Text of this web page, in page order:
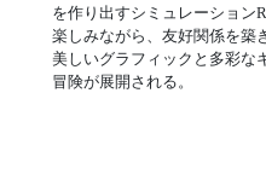
を作り出すシミュレーション
楽しみながら、友好関係を築
美しいグラフィックと多彩な
冒険が展開される。